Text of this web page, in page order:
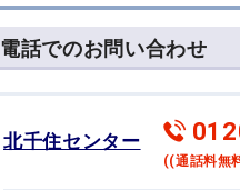
電話でのお問い合わせ
北千住センター
((通話料無